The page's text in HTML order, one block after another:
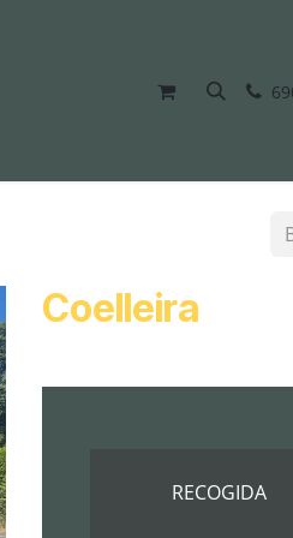
CONTÁCTENOS
Coelleira
RECOGIDA